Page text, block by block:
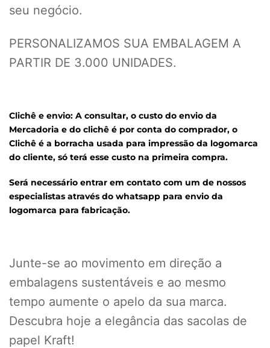
seu negócio.
PERSONALIZAMOS SUA EMBALAGEM A
PARTIR DE 3.000 UNIDADES.
Clichê e envio: A consultar, o custo do envio da
Mercadoria e do clichê é por conta do comprador, o
Clichê é a borracha usada para impressão da logomarca
do cliente, só terá esse custo na primeira compra.
Será necessário entrar em contato com um de nossos
especialistas através do whatsapp para envio da
logomarca para fabricação.
Junte-se ao movimento em direção a
embalagens sustentáveis e ao mesmo
tempo aumente o apelo da sua marca.
Descubra hoje a elegância das sacolas de
papel Kraft!